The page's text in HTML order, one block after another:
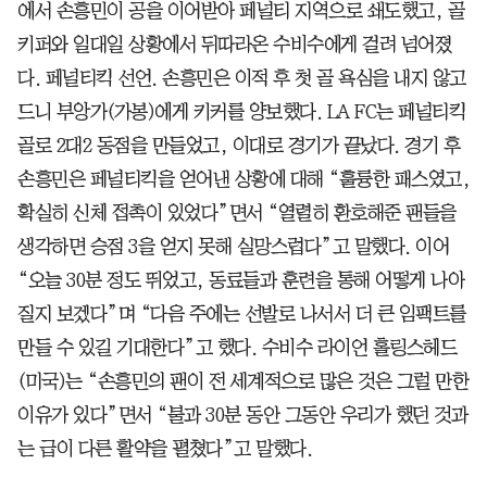
에서 손흥민이 공을 이어받아 페널티 지역으로 쇄도했고, 골
키퍼와 일대일 상황에서 뒤따라온 수비수에게 걸려 넘어졌
다. 페널티킥 선언. 손흥민은 이적 후 첫 골 욕심을 내지 않고
드니 부앙가(가봉)에게 키커를 양보했다. LA FC는 페널티킥
골로 2대2 동점을 만들었고, 이대로 경기가 끝났다. 경기 후
손흥민은 페널티킥을 얻어낸 상황에 대해 “훌륭한 패스였고,
확실히 신체 접촉이 있었다”면서 “열렬히 환호해준 팬들을
생각하면 승점 3을 얻지 못해 실망스럽다”고 말했다. 이어
“오늘 30분 정도 뛰었고, 동료들과 훈련을 통해 어떻게 나아
질지 보겠다”며 “다음 주에는 선발로 나서서 더 큰 임팩트를
만들 수 있길 기대한다”고 했다. 수비수 라이언 홀링스헤드
(미국)는 “손흥민의 팬이 전 세계적으로 많은 것은 그럴 만한
이유가 있다”면서 “불과 30분 동안 그동안 우리가 했던 것과
는 급이 다른 활약을 펼쳤다”고 말했다.